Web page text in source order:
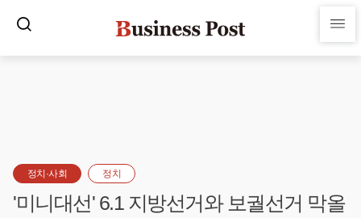
정치·사회 정치
'미니대선' 6.1 지방선거와 보궐선거 막올